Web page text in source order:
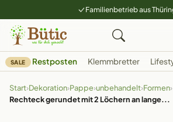
Familienbetrieb aus
SALE Restposten Klemmbretter
Start›Dekoration›Pappe›unbehandelt›Formen›
Rechteck gerundet mit 2 Löchern an lange...